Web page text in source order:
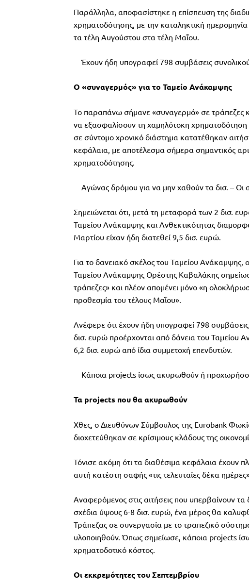
Παράλληλα, αποφασίστηκε η επίσπευση της
χρηματοδότησης, με την καταληκτική
τα τέλη Αυγούστου στα τέλη Μαΐου.
Έχουν ήδη υπογραφεί 798 συμβάσεις
Ο «συναγερμός» για το Ταμείο Ανάκαμψης
Το παραπάνω σήμανε «συναγερμό» σε τράπεζες
να εξασφαλίσουν τη χαμηλότοκη
σε σύντομο χρονικό διάστημα κατατέθηκαν
κεφάλαια, με αποτέλεσμα σήμερα σημαντικός
χρηματοδότησης.
Αγώνας δρόμου για να μην χαθούν τα δισ. – Οι
Σημειώνεται ότι, μετά τη μεταφορά των 2 δισ.
Ταμείου Ανάκαμψης και Ανθεκτικότητας
Μαρτίου είχαν ήδη διατεθεί 9,5 δισ. ευρώ.
Για το δανειακό σκέλος του Ταμείου Ανάκαμψης,
Ταμείου Ανάκαμψης Ορέστης Καβαλάκης
τράπεζες» και πλέον απομένει μόνο «η
προθεσμία του τέλους Μαΐου».
Ανέφερε ότι έχουν ήδη υπογραφεί 798
δισ. ευρώ προέρχονται από δάνεια του Ταμείου
6,2 δισ. ευρώ από ίδια συμμετοχή επενδυτών.
Κάποια projects ίσως ακυρωθούν ή
Τα projects που θα ακυρωθούν
Χθες, ο Διευθύνων Σύμβουλος της Eurobank
διοχετεύθηκαν σε κρίσιμους κλάδους της
Τόνισε ακόμη ότι τα διαθέσιμα κεφάλαια έχουν
αυτή κατέστη σαφής «τις τελευταίες δέκα
Αναφερόμενος στις αιτήσεις που υπερβαίνουν τα
σχέδια ύψους 6-8 δισ. ευρώ, ένα μέρος θα
Τράπεζας σε συνεργασία με το τραπεζικό
υλοποιηθούν. Όπως σημείωσε, κάποια projects
χρηματοδοτικό κόστος.
Οι εκκρεμότητες του Σεπτεμβρίου